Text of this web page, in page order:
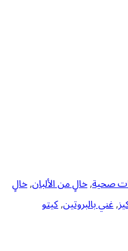
صحية,خالٍ من الألبان,خالٍ
,غني بالبروتين,كيتو